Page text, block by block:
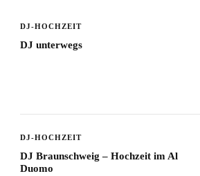
DJ-HOCHZEIT
DJ unterwegs
DJ-HOCHZEIT
DJ Braunschweig – Hochzeit im Al
Duomo